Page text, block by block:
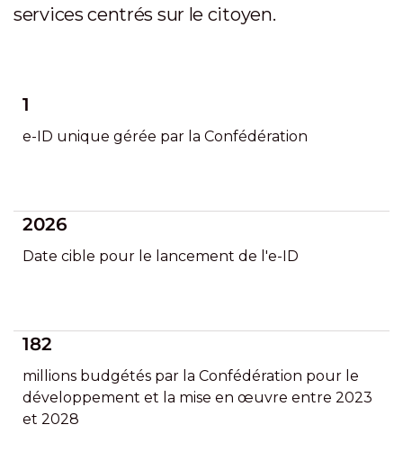
services centrés sur le citoyen.
1
e-ID unique gérée par la Confédération
2026
Date cible pour le lancement de l'e-ID
182
millions budgétés par la Confédération pour le
développement et la mise en œuvre entre 2023
et 2028